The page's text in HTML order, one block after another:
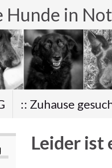
Hunde in
:: Zuhause
Leider ist